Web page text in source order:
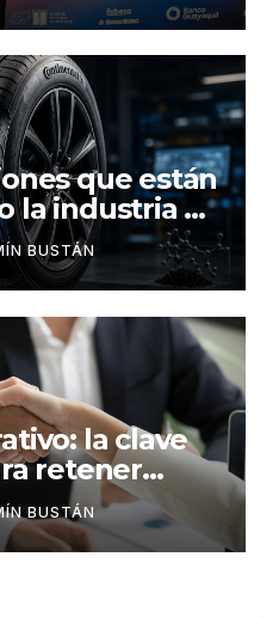
que están
la industria de
y redefinen el
BUSTÁN
la clave
retener
BUSTÁN